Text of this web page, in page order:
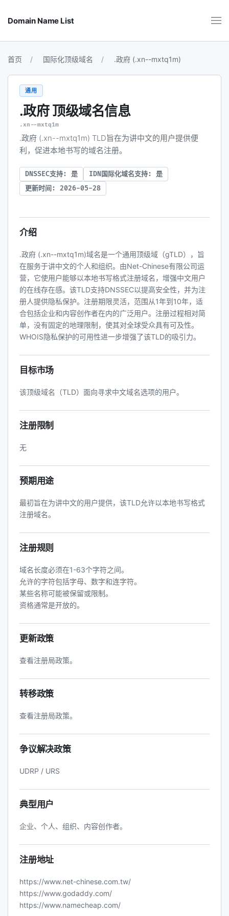
Domain Name List
首页 国际化顶级域名 .政府 (.xn--mxtq1m)
通用
.政府 顶级域名信息
.xn--mxtq1m
.政府 (.xn--mxtq1m) TLD旨在为讲中文的用户提供便
利，促进本地书写的域名注册。
DNSSEC支持: 是
IDN国际化域名支持: 是
更新时间: 2026-05-28
介绍
.政府 (.xn--mxtq1m)域名是一个通用顶级域（gTLD），旨
在服务于讲中文的个人和组织。由Net-Chinese有限公司运
营，它使用户能够以本地书写格式注册域名，增强中文用户
的在线存在感。该TLD支持DNSSEC以提高安全性，并为注
册人提供隐私保护。注册期限灵活，范围从1年到10年，适
合包括企业和内容创作者在内的广泛用户。注册过程相对简
单，没有固定的地理限制，使其对全球受众具有可及性。
WHOIS隐私保护的可用性进一步增强了该TLD的吸引力。
目标市场
该顶级域名（TLD）面向寻求中文域名选项的用户。
注册限制
无
预期用途
最初旨在为讲中文的用户提供，该TLD允许以本地书写格式
注册域名。
注册规则
域名长度必须在1-63个字符之间。
允许的字符包括字母、数字和连字符。
某些名称可能被保留或限制。
资格通常是开放的。
更新政策
查看注册局政策。
转移政策
查看注册局政策。
争议解决政策
UDRP / URS
典型用户
企业、个人、组织、内容创作者。
注册地址
https://www.net-chinese.com.tw/
https://www.godaddy.com/
https://www.namecheap.com/